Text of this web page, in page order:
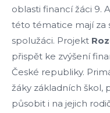
oblasti financí žáci 9.
této tématice mají za
spolužáci. Projekt
přispět ke zvýšení
České republiky.
žáky základních škol,
působit i na jejich